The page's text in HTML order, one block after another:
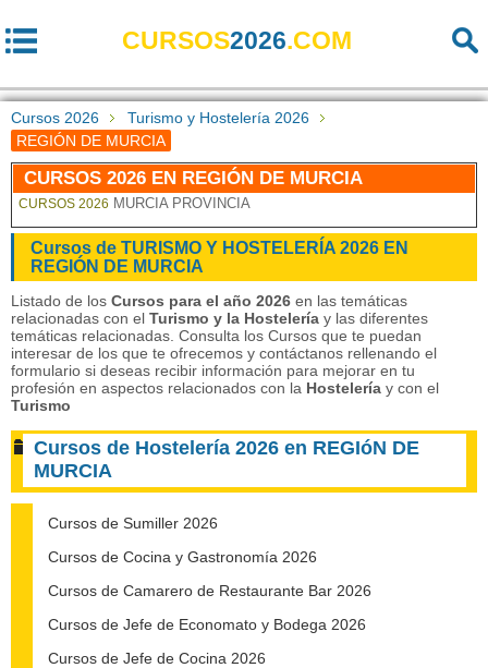
CURSOS2026.COM
Cursos 2026
Turismo y Hostelería 2026
REGIÓN DE MURCIA
CURSOS 2026 EN REGIÓN DE MURCIA
CURSOS 2026 MURCIA PROVINCIA
Cursos de TURISMO Y HOSTELERÍA 2026 EN
REGIÓN DE MURCIA
Listado de los Cursos para el año 2026 en las temáticas
relacionadas con el Turismo y la Hostelería y las diferentes
temáticas relacionadas. Consulta los Cursos que te puedan
interesar de los que te ofrecemos y contáctanos rellenando el
formulario si deseas recibir información para mejorar en tu
profesión en aspectos relacionados con la Hostelería y con el
Turismo
Cursos de Hostelería 2026 en REGIóN DE
MURCIA
Cursos de Sumiller 2026
Cursos de Cocina y Gastronomía 2026
Cursos de Camarero de Restaurante Bar 2026
Cursos de Jefe de Economato y Bodega 2026
Cursos de Jefe de Cocina 2026